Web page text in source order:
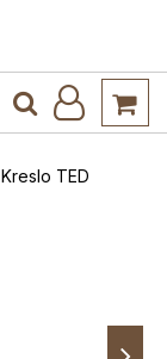
Kreslo TED